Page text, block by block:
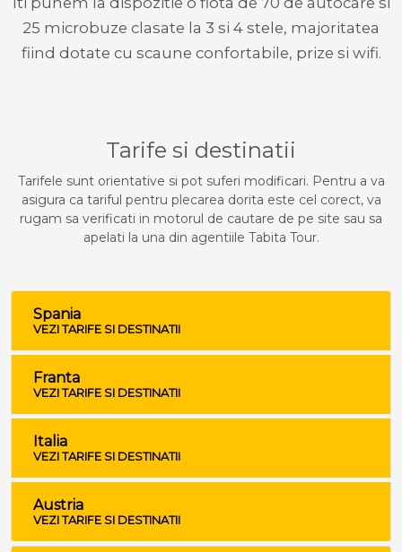
25 microbuze clasate la 3 si 4 stele, majoritatea
fiind dotate cu scaune confortabile, prize si wifi.
Tarife si destinatii
Tarifele sunt orientative si pot suferi modificari. Pentru a va
asigura ca tariful pentru plecarea dorita este cel corect, va
rugam sa verificati in motorul de cautare de pe site sau sa
apelati la una din agentiile Tabita Tour.
Spania
VEZI TARIFE SI DESTINATII
Franta
VEZI TARIFE SI DESTINATII
Italia
VEZI TARIFE SI DESTINATII
Austria
VEZI TARIFE SI DESTINATII